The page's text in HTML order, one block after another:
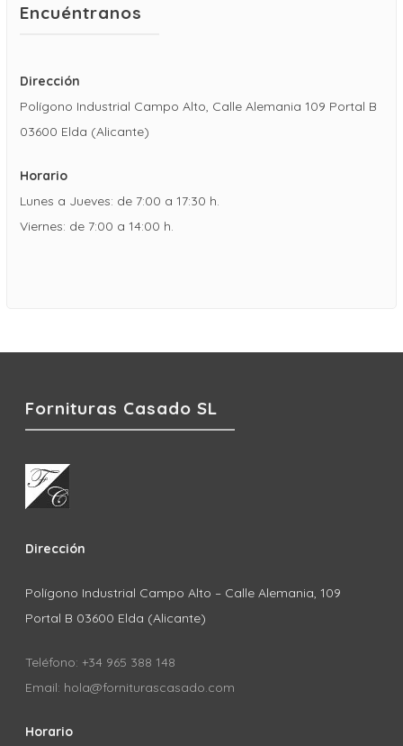
Encuéntranos
Dirección
Polígono Industrial Campo Alto, Calle Alemania 109 Portal B
03600 Elda (Alicante)
Horario
Lunes a Jueves: de 7:00 a 17:30 h.
Viernes: de 7:00 a 14:00 h.
Fornituras Casado SL
Dirección
Polígono Industrial Campo Alto – Calle Alemania, 109
Portal B 03600 Elda (Alicante)
Teléfono: +34 965 388 148
Email: hola@forniturascasado.com
Horario